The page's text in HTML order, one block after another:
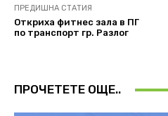
ПРЕДИШНА СТАТИЯ
Откриха фитнес зала в ПГ
по транспорт гр. Разлог
ПРОЧЕТЕТЕ ОЩЕ..